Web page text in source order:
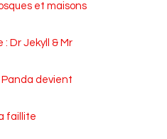
et maisons
: Dr Jekyll & Mr
Panda devient
faillite